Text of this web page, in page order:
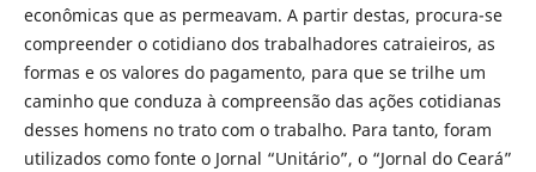
econômicas que as permeavam. A partir destas, procura-se
compreender o cotidiano dos trabalhadores catraieiros, as
formas e os valores do pagamento, para que se trilhe um
caminho que conduza à compreensão das ações cotidianas
desses homens no trato com o trabalho. Para tanto, foram
utilizados como fonte o Jornal “Unitário”, o “Jornal do Ceará”